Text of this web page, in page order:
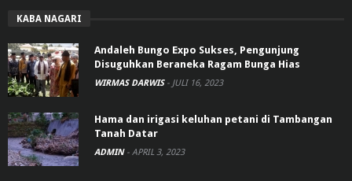
KABA NAGARI
Andaleh Bungo Expo Sukses, Pengunjung
Disuguhkan Beraneka Ragam Bunga Hias
WIRMAS DARWIS - JULI 16, 2023
Hama dan irigasi keluhan petani di Tambangan
Tanah Datar
ADMIN - APRIL 3, 2023